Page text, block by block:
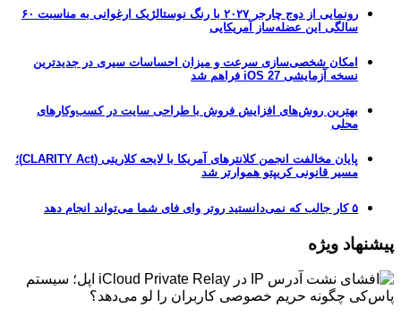
رونمایی از دوج چارجر ۲۰۲۷ با رنگ نوستالژیک ارغوانی به مناسبت ۶۰
سالگی این عضله‌ساز آمریکایی
امکان شخصی‌سازی سرعت و میزان احساسات سیری در جدیدترین
نسخه آزمایشی iOS 27 فراهم شد
بهترین روش‌های افزایش فروش با طراحی سایت در کسب‌وکارهای
محلی
پایان مخالفت انجمن کلانترهای آمریکا با لایحه کلاریتی (CLARITY Act)؛
مسیر قانونی کریپتو هموارتر شد
۵ کار جالب که نمی‌دانستید روتر وای فای شما می‌تواند انجام دهد
پیشنهاد ویژه